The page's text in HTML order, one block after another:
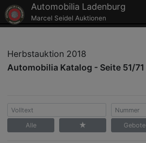
Automobilia Ladenburg
Marcel Seidel Auktionen
Herbstauktion 2018
Automobilia Katalog - Seite 51/71
Alle Gebote